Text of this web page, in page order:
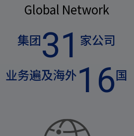
Global Network
集团31 家公司
业务遍及海外16国